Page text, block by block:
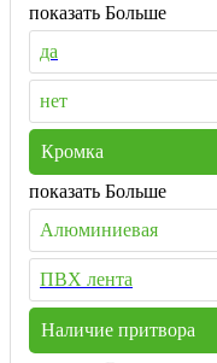
показать Больше
да
нет
Кромка
показать Больше
Алюминиевая
ПВХ лента
Наличие притвора